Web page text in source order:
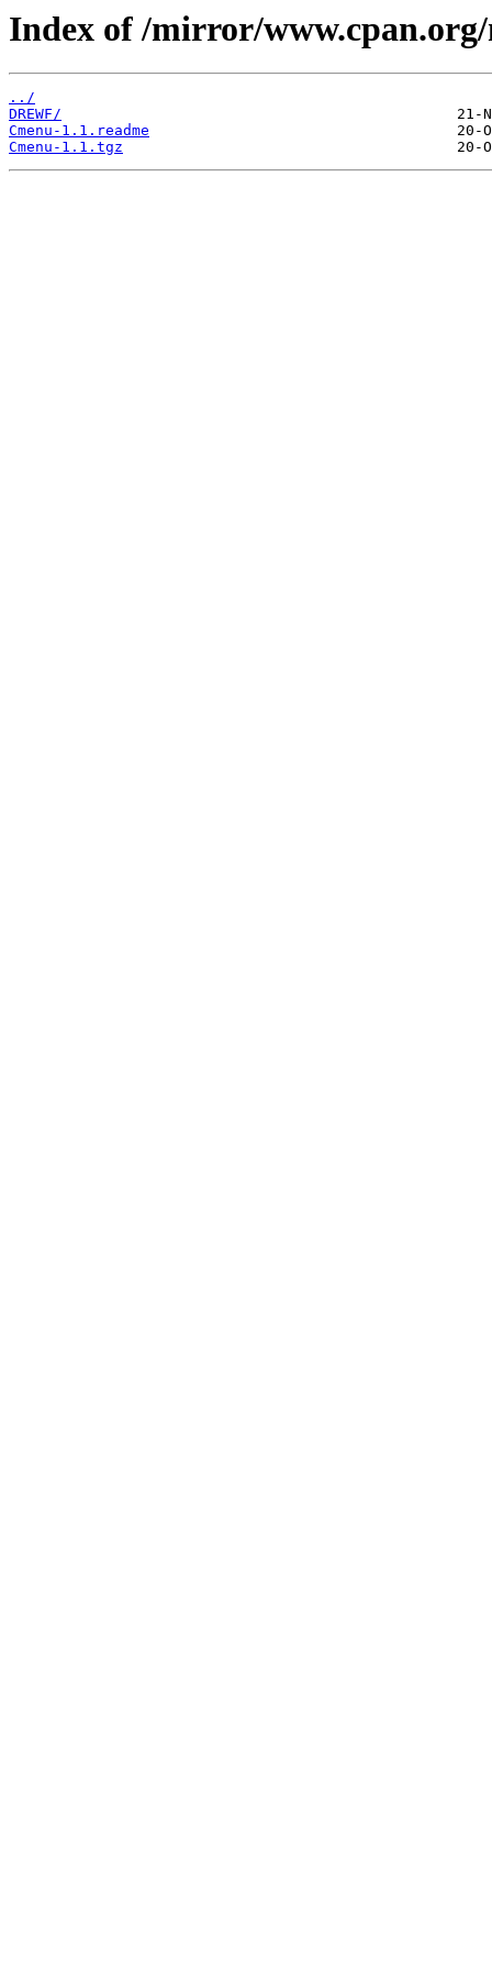
Index of /mirror/
../
DREWF/
Cmenu-1.1.readme
Cmenu-1.1.tgz